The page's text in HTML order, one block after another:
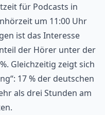
für Podcasts in
um 11:00 Uhr
ist das Interesse
der Hörer unter der
Gleichzeitig zeigt sich
17 % der deutschen
als drei Stunden am